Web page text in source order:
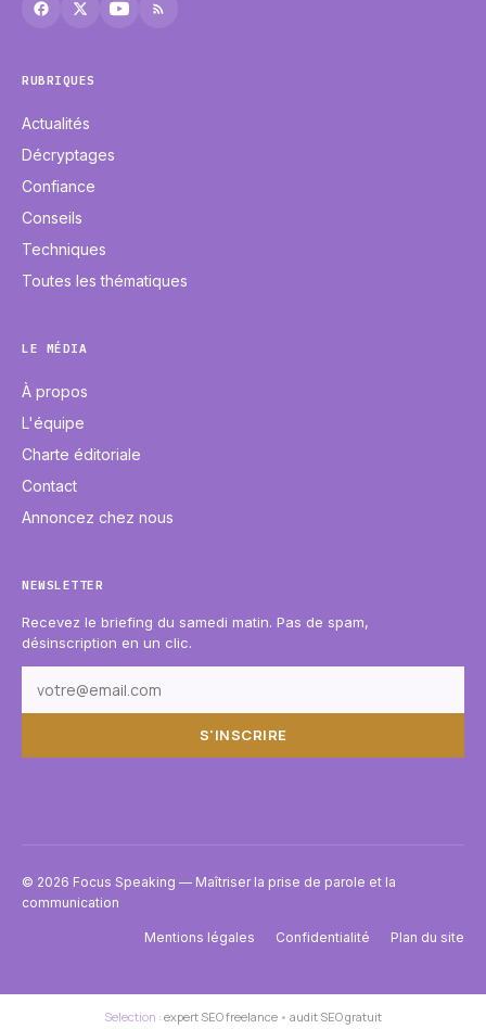
RUBRIQUES
Actualités
Décryptages
Confiance
Conseils
Techniques
Toutes les thématiques
LE MÉDIA
À propos
L'équipe
Charte éditoriale
Contact
Annoncez chez nous
NEWSLETTER
Recevez le briefing du samedi matin. Pas de spam,
désinscription en un clic.
S'INSCRIRE
© 2026 Focus Speaking — Maîtriser la prise de parole et la
communication
Mentions légales Confidentialité Plan du site
Selection : expert SEO freelance • audit SEO gratuit